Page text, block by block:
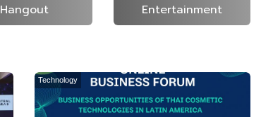
Hangout Entertainment
Technology